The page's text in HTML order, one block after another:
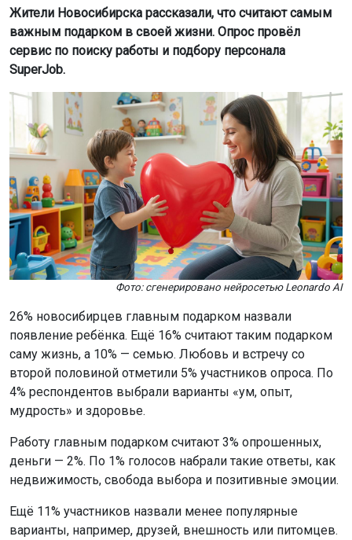
Жители Новосибирска рассказали, что считают самым
важным подарком в своей жизни. Опрос провёл
сервис по поиску работы и подбору персонала
SuperJob.
Фото: сгенерировано нейросетью Leonardo AI
26% новосибирцев главным подарком назвали
появление ребёнка. Ещё 16% считают таким подарком
саму жизнь, а 10% — семью. Любовь и встречу со
второй половиной отметили 5% участников опроса. По
4% респондентов выбрали варианты «ум, опыт,
мудрость» и здоровье.
Работу главным подарком считают 3% опрошенных,
деньги — 2%. По 1% голосов набрали такие ответы, как
недвижимость, свобода выбора и позитивные эмоции.
Ещё 11% участников назвали менее популярные
варианты, например, друзей, внешность или питомцев.